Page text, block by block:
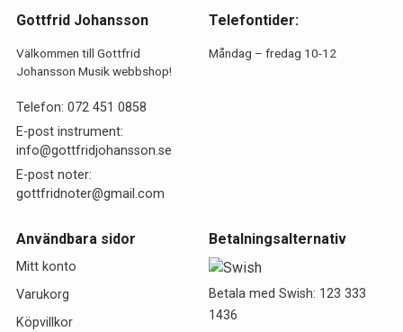
Gottfrid Johansson
Välkommen till Gottfrid
Johansson Musik webbshop!
Telefon: 072 451 0858
E-post instrument:
info@gottfridjohansson.se
E-post noter:
gottfridnoter@gmail.com
Telefontider:
Måndag – fredag 10-12
Användbara sidor
Mitt konto
Varukorg
Köpvillkor
Betalningsalternativ
Betala med Swish: 123 333
1436